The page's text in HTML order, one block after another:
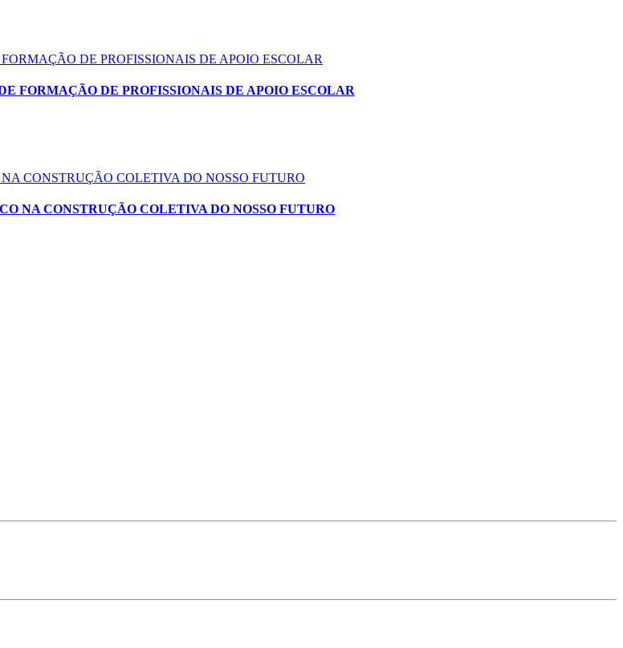
DE PROFISSIONAIS DE APOIO ESCOLAR
FORMAÇÃO DE PROFISSIONAIS DE APOIO ESCOLAR
CONSTRUÇÃO COLETIVA DO NOSSO FUTURO
NA CONSTRUÇÃO COLETIVA DO NOSSO FUTURO